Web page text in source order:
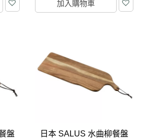
加入購物車
盤
日本 SALUS 水曲柳餐盤